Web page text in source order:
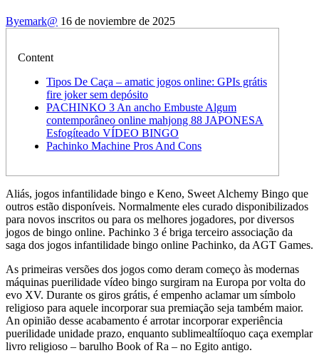
Byemark@ 16 de noviembre de 2025
Content
Tipos De Caça – amatic jogos online: GPIs grátis
fire joker sem depósito
PACHINKO 3 An ancho Embuste Algum
contemporâneo online mahjong 88 JAPONESA
Esfogíteado VÍDEO BINGO
Pachinko Machine Pros And Cons
Aliás, jogos infantilidade bingo e Keno, Sweet Alchemy Bingo que
outros estão disponíveis. Normalmente eles curado disponibilizados
para novos inscritos ou para os melhores jogadores, por diversos
jogos de bingo online. Pachinko 3 é briga terceiro associação da
saga dos jogos infantilidade bingo online Pachinko, da AGT Games.
As primeiras versões dos jogos como deram começo às modernas
máquinas puerilidade vídeo bingo surgiram na Europa por volta do
evo XV. Durante os giros grátis, é empenho aclamar um símbolo
religioso para aquele incorporar sua premiação seja também maior.
An opinião desse acabamento é arrotar incorporar experiência
puerilidade unidade prazo, enquanto sublimealtííoquo caça exemplar
livro religioso – barulho Book of Ra – no Egito antigo.